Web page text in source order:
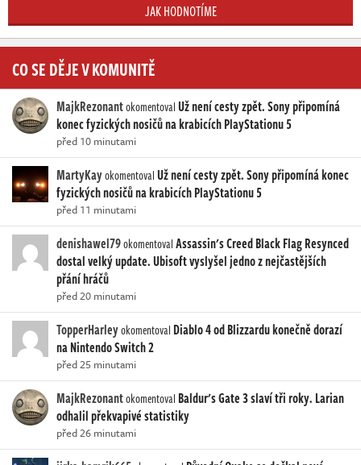
JAK HODNOTÍME
CO SE DĚJE V KOMUNITĚ
MajkRezonantokomentovalUž není cesty zpět. Sony připomíná
konec fyzických nosičů na krabicích PlayStationu 5
před 10 minutami
MartyKayokomentovalUž není cesty zpět. Sony připomíná konec
fyzických nosičů na krabicích PlayStationu 5
před 11 minutami
denishawel79okomentovalAssassin's Creed Black Flag Resynced
dostal velký update. Ubisoft vyslyšel jedno z nejčastějších
přání hráčů
před 20 minutami
TopperHarleyokomentoval Diablo 4 od Blizzardu konečně dorazí
na Nintendo Switch 2
před 25 minutami
MajkRezonantokomentoval Baldur's Gate 3 slaví tři roky. Larian
odhalil překvapivé statistiky
před 26 minutami